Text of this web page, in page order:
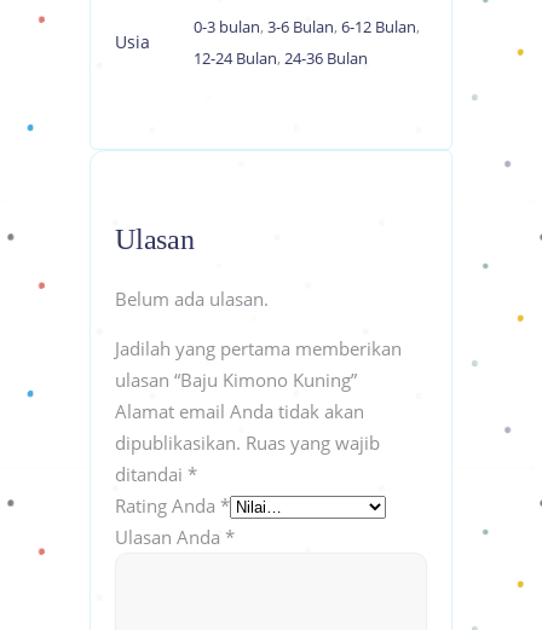
Usia
0-3 bulan, 3-6 Bulan, 6-12 Bulan,
12-24 Bulan, 24-36 Bulan
Ulasan
Belum ada ulasan.
Jadilah yang pertama memberikan
ulasan “Baju Kimono Kuning”
Alamat email Anda tidak akan
dipublikasikan. Ruas yang wajib
ditandai *
Rating Anda *
Ulasan Anda *